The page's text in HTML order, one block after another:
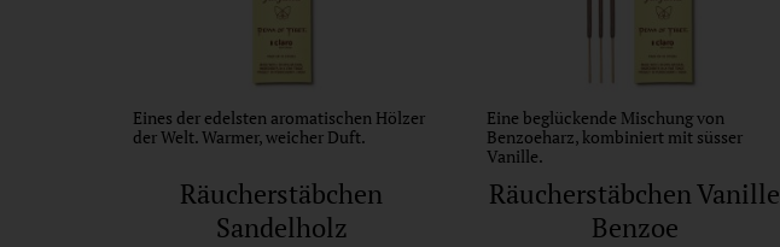
Eines der edelsten aromatischen Hölzer
der Welt. Warmer, weicher Duft.
Räucherstäbchen
Sandelholz
Eine beglückende Mischung von
Benzoeharz, kombiniert mit süsser
Vanille.
Räucherstäbchen Vanille
Benzoe